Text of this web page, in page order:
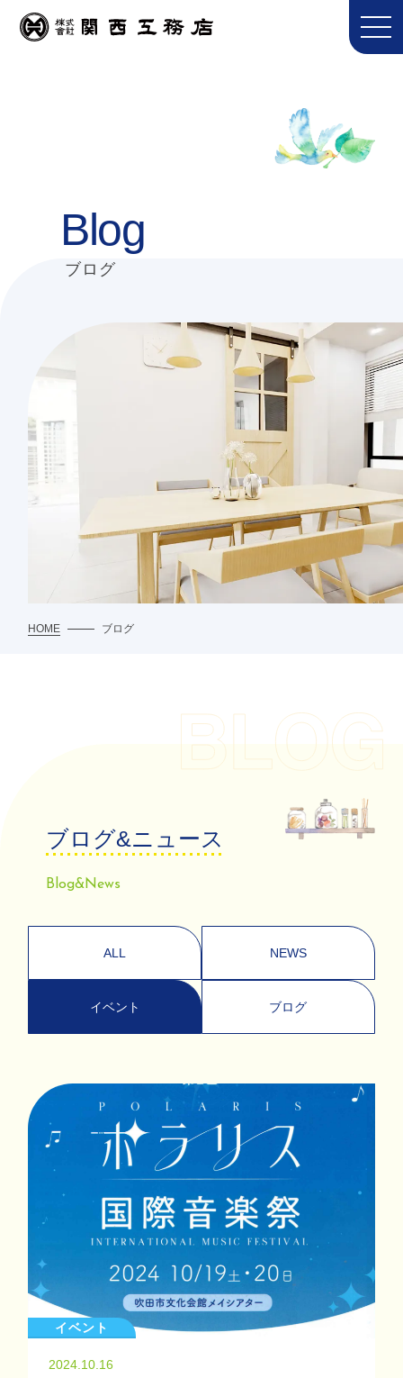
Blog
ブログ
HOME ブログ
ブロ グ&ニ ュ ー ス
Blog&News
ALL NEWS
イベント ブログ
イベント
2024.10.16